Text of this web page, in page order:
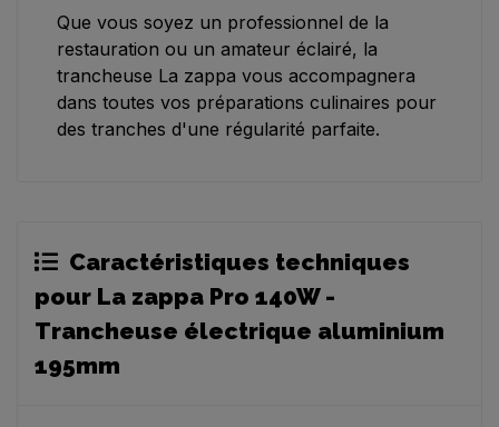
Que vous soyez un professionnel de la
restauration ou un amateur éclairé, la
trancheuse La zappa vous accompagnera
dans toutes vos préparations culinaires pour
des tranches d'une régularité parfaite.
Caractéristiques techniques
pour La zappa Pro 140W -
Trancheuse électrique aluminium
195mm